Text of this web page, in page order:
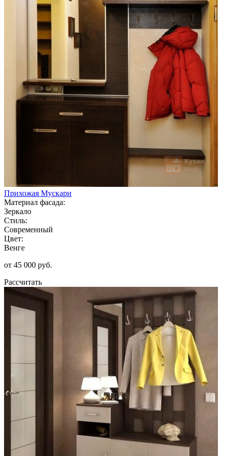
Прихожая Мускари
Материал фасада:
Зеркало
Стиль:
Современный
Цвет:
Венге
от 45 000 руб.
Рассчитать